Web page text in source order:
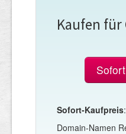
Kaufen für
Sofort-Kaufpreis
Domain-Namen